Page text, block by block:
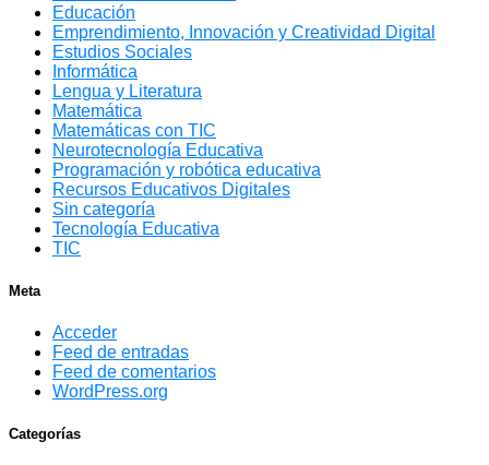
Educación
Emprendimiento, Innovación y Creatividad Digital
Estudios Sociales
Informática
Lengua y Literatura
Matemática
Matemáticas con TIC
Neurotecnología Educativa
Programación y robótica educativa
Recursos Educativos Digitales
Sin categoría
Tecnología Educativa
TIC
Meta
Acceder
Feed de entradas
Feed de comentarios
WordPress.org
Categorías